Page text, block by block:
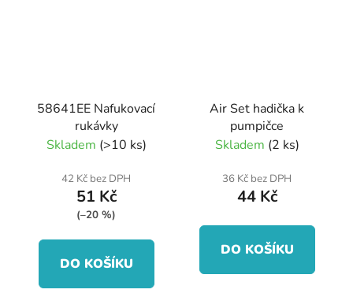
58641EE Nafukovací
rukávky
Skladem (>10 ks)
42 Kč bez DPH
51 Kč
(–20 %)
DO KOŠÍKU
Air Set hadička k
pumpičce
Skladem (2 ks)
36 Kč bez DPH
44 Kč
DO KOŠÍKU